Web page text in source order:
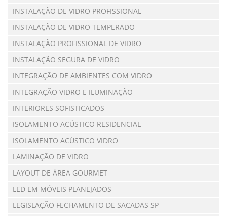
INSTALAÇÃO DE VIDRO PROFISSIONAL
INSTALAÇÃO DE VIDRO TEMPERADO
INSTALAÇÃO PROFISSIONAL DE VIDRO
INSTALAÇÃO SEGURA DE VIDRO
INTEGRAÇÃO DE AMBIENTES COM VIDRO
INTEGRAÇÃO VIDRO E ILUMINAÇÃO
INTERIORES SOFISTICADOS
ISOLAMENTO ACÚSTICO RESIDENCIAL
ISOLAMENTO ACÚSTICO VIDRO
LAMINAÇÃO DE VIDRO
LAYOUT DE ÁREA GOURMET
LED EM MÓVEIS PLANEJADOS
LEGISLAÇÃO FECHAMENTO DE SACADAS SP